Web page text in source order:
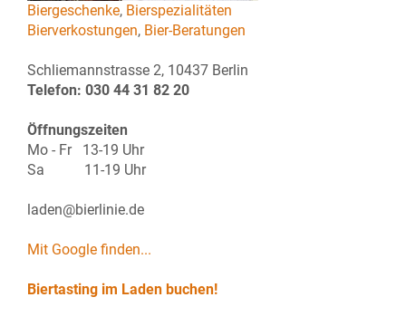
Biergeschenke, Bierspezialitäten
Bierverkostungen, Bier-Beratungen
Schliemannstrasse 2, 10437 Berlin
Telefon: 030 44 31 82 20
Öffnungszeiten
Mo - Fr 13-19 Uhr
Sa 11-19 Uhr
laden@bierlinie.de
Mit Google finden...
Biertasting im Laden buchen!